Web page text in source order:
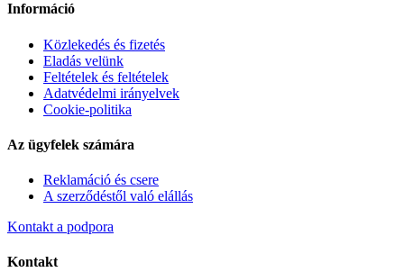
Információ
Közlekedés és fizetés
Eladás velünk
Feltételek és feltételek
Adatvédelmi irányelvek
Cookie-politika
Az ügyfelek számára
Reklamáció és csere
A szerződéstől való elállás
Kontakt a podpora
Kontakt